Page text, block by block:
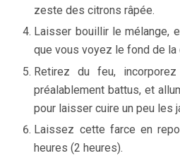
zeste des citrons râpée.
Laisser bouillir le mélange,
que vous voyez le fond de la
Retirez du feu,
préalablement battus, et
pour laisser cuire un peu les
Laissez cette farce en
heures (2 heures).